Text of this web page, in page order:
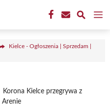
Kielce - Ogłoszenia | Sprzedam |
Korona Kielce przegrywa z
Arenie